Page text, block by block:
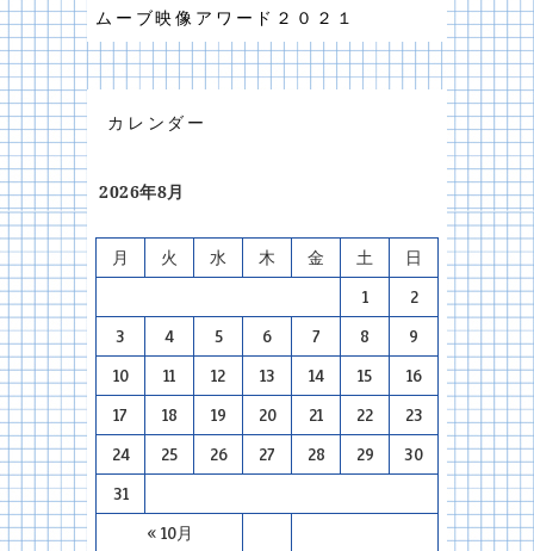
ムーブ映像アワード２０２１
カレンダー
2026年8月
月 火 水 木 金 土 日
« 10月
1 2
3 4 5 6 7 8 9
10 11 12 13 14 15 16
17 18 19 20 21 22 23
24 25 26 27 28 29 30
31